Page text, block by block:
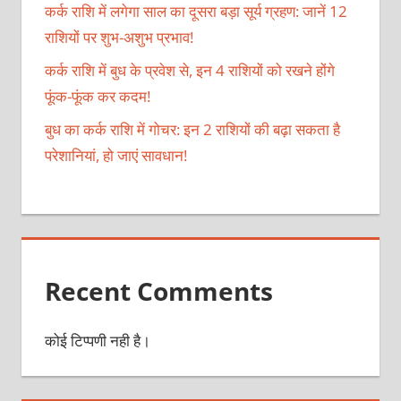
कर्क राशि में लगेगा साल का दूसरा बड़ा सूर्य ग्रहण: जानें 12
राशियों पर शुभ-अशुभ प्रभाव!
कर्क राशि में बुध के प्रवेश से, इन 4 राशियों को रखने होंगे
फूंक-फूंक कर कदम!
बुध का कर्क राशि में गोचर: इन 2 राशियों की बढ़ा सकता है
परेशानियां, हो जाएं सावधान!
Recent Comments
कोई टिप्पणी नही है।